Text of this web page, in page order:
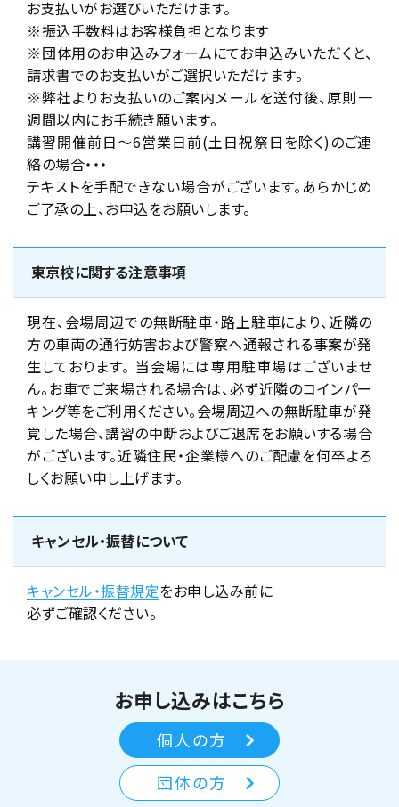
お支払いがお選びいただけます。
※振込手数料はお客様負担となります
※団体用のお申込みフォームにてお申込みいただくと、
請求書でのお支払いがご選択いただけます。
※弊社よりお支払いのご案内メールを送付後、原則一
週間以内にお手続き願います。
講習開催前日～6営業日前(土日祝祭日を除く)のご連
絡の場合・・・
テキストを手配できない場合がございます。あらかじめ
ご了承の上、お申込をお願いします。
東京校に関する注意事項
現在、会場周辺での無断駐車・路上駐車により、近隣の
方の車両の通行妨害および警察へ通報される事案が発
生しております。 当会場には専用駐車場はございませ
ん。お車でご来場される場合は、必ず近隣のコインパー
キング等をご利用ください。会場周辺への無断駐車が発
覚した場合、講習の中断およびご退席をお願いする場合
がございます。近隣住民・企業様へのご配慮を何卒よろ
しくお願い申し上げます。
キャンセル・振替について
キャンセル・振替規定をお申し込み前に
必ずご確認ください。
お申し込みはこちら
個人の方
団体の方